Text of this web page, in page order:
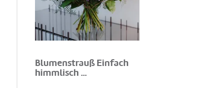
Blumenstrauß Einfach
himmlisch ...